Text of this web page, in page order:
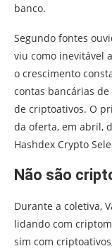
banco.
Segundo fontes
viu como inevitável
o crescimento
contas bancárias
de criptoativos. O
da oferta, em abril,
Hashdex Crypto
Não são
Durante a coletiva,
lidando com
sim com